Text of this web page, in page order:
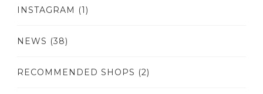
INSTAGRAM (1)
NEWS (38)
RECOMMENDED SHOPS (2)